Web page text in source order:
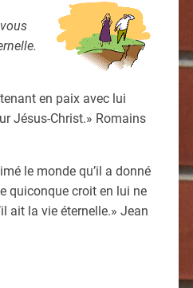
en paix avec lui
Jésus-Christ.» Romains
le monde qu’il a donné
quiconque croit en lui ne
ait la vie éternelle.» Jean